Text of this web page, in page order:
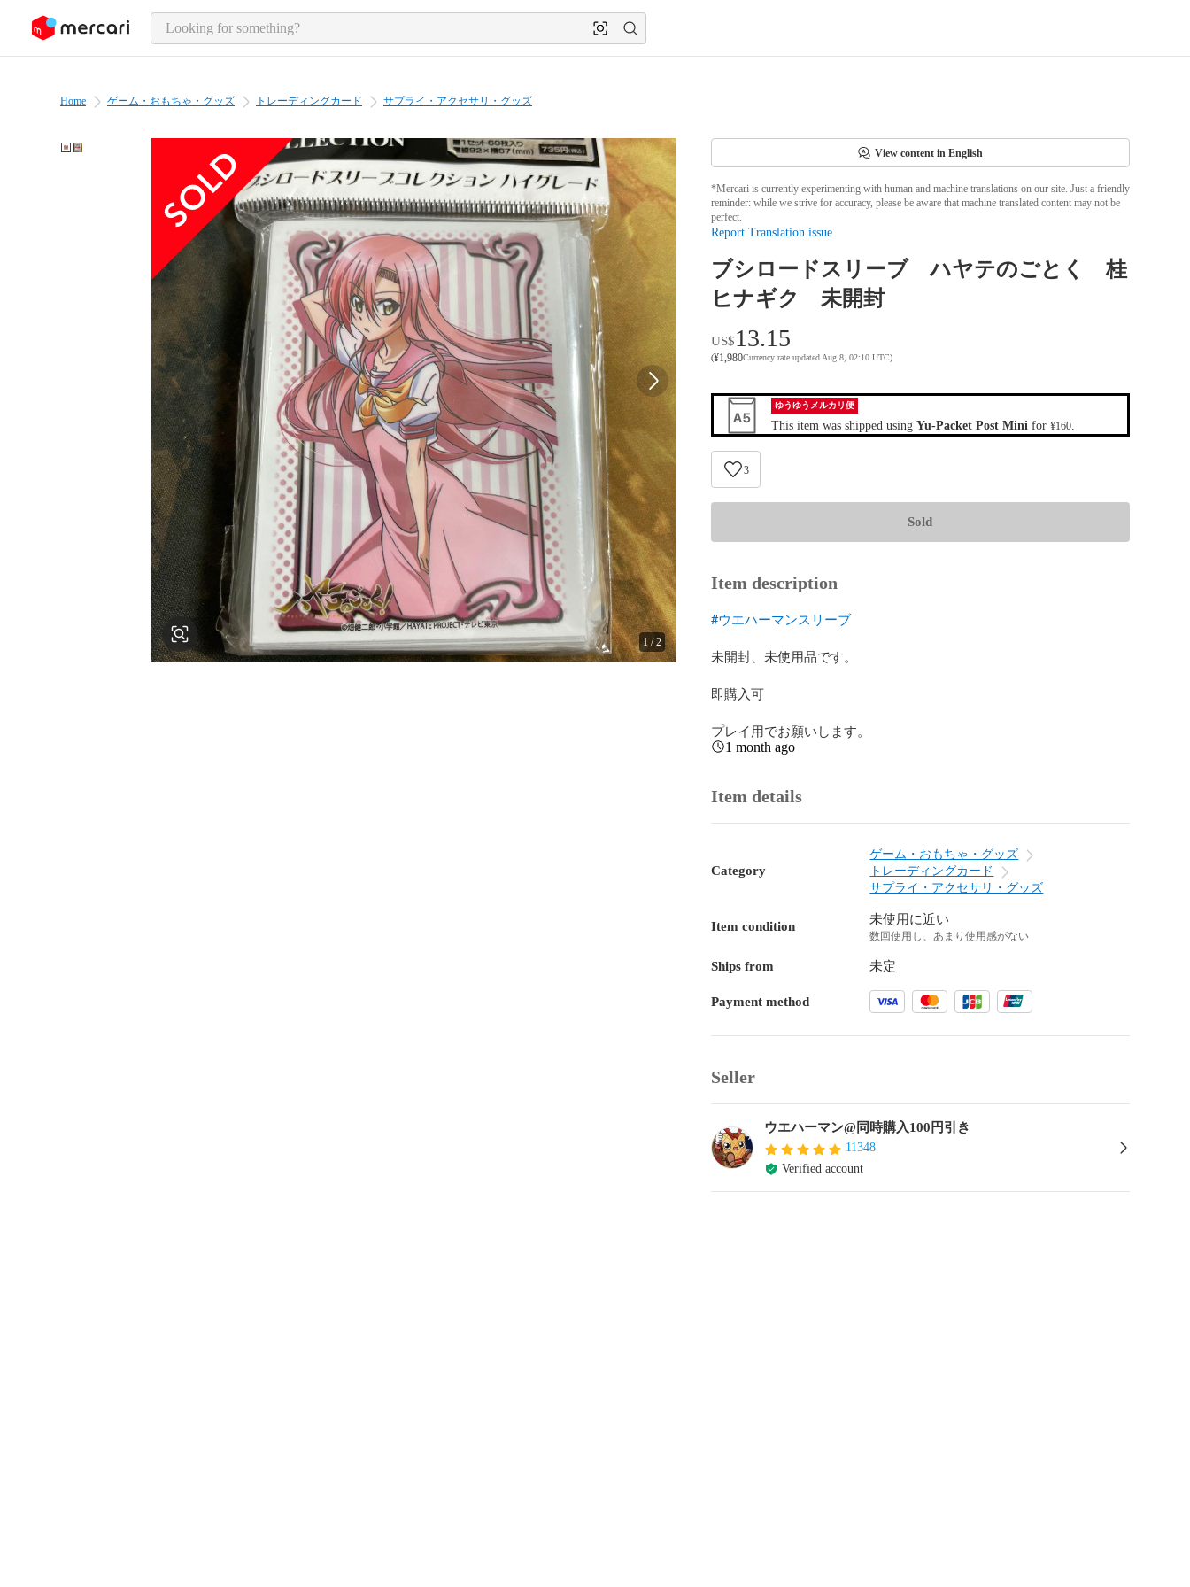
page content
Home ゲーム・おもちゃ・グッズ トレーディングカード サプライ・アクセサリ・グッズ
1/2
View content in English
*Mercari is currently experimenting with human and machine translations on our site. Just a friendly
reminder: while we strive for accuracy, please be aware that machine translated content may not be
perfect.
Report Translation issue
ブシロードスリーブ ハヤテのごとく 桂
ヒナギク 未開封
US$13.15
(¥1,980Currency rate updated Aug 8, 02:10 UTC)
ゆうゆうメルカリ便
This item was shipped using Yu-Packet Post Minifor ¥160.
3
Sold
Item description
#ウエハーマンスリーブ
未開封、未使用品です。
即購入可
プレイ用でお願いします。
1 month ago
Item details
Category
ゲーム・おもちゃ・グッズ
トレーディングカード
サプライ・アクセサリ・グッズ
Item condition 未使用に近い
数回使用し、あまり使用感がない
Ships from 未定
Payment method
Seller
ウエハーマン@同時購入100円引き
11348
Verified account